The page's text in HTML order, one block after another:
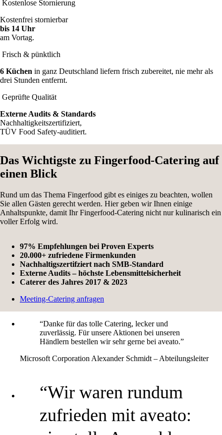
Kostenlose Stornierung
Kostenfrei stornierbar
bis 14 Uhr
am Vortag.
Frisch & pünktlich
6 Küchen in ganz Deutschland liefern frisch zubereitet, nie mehr als
drei Stunden entfernt.
Geprüfte Qualität
Externe Audits & Standards
Nachhaltigkeitszertifiziert,
TÜV Food Safety-auditiert.
Das Wichtigste zu Fingerfood-Catering auf
einen Blick
Rund um das Thema Fingerfood gibt es einiges zu beachten, wollen
Sie allen Gästen gerecht werden. Hier geben wir Ihnen einige
Anhaltspunkte, damit Ihr Fingerfood-Catering nicht nur kulinarisch ein
voller Erfolg wird.
97% Empfehlungen bei Proven Experts
20.000+ zufriedene Firmenkunden
Nachhaltigszertifziert nach SMB-Standard
Externe Audits – höchste Lebensmittelsicherheit
Caterer des Jahres 2017 & 2023
Meeting-Catering anfragen
“Danke für das tolle Catering, lecker und
zuverlässig. Für unsere Aktionen bei unseren
Händlern bestellen wir sehr gerne bei aveato.”
Microsoft CorporationAlexander Schmidt – Abteilungsleiter
“Wir waren rundum
zufrieden mit aveato: